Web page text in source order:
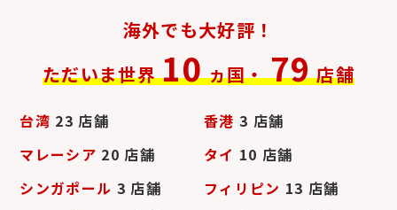
海外でも大好評！
ただいま世界 10 ヵ国・ 79 店舗
台湾 23 店舗 香港 3 店舗
マレーシア 20 店舗 タイ 10 店舗
シンガポール 3 店舗 フィリピン 13 店舗